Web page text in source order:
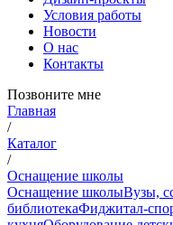
Условия работы
Новости
О нас
Контакты
Позвоните мне
Главная
/
Каталог
/
Оснащение школы
Оснащение школыВузы,
библиотекаФиджитал-